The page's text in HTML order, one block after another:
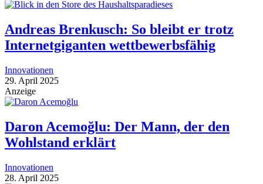
Andreas Brenkusch: So bleibt er trotz
Internetgiganten wettbewerbsfähig
Innovationen
29. April 2025
Anzeige
Daron Acemoğlu: Der Mann, der den
Wohlstand erklärt
Innovationen
28. April 2025